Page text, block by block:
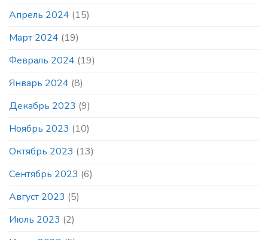
Апрель 2024 (15)
Март 2024 (19)
Февраль 2024 (19)
Январь 2024 (8)
Декабрь 2023 (9)
Ноябрь 2023 (10)
Октябрь 2023 (13)
Сентябрь 2023 (6)
Август 2023 (5)
Июль 2023 (2)